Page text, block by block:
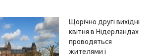
Щорічно другі вихідні
квітня в Нідерландах
проводяться
жителями і